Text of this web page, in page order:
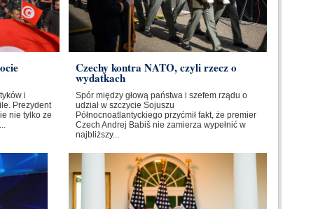
i
Prezydent
nie tylko ze
Czechy kontra NATO, czyli rzecz o
wydatkach
Spór między głową państwa i szefem rządu o
udział w szczycie Sojuszu
Północnoatlantyckiego przyćmił fakt, że premier
Czech Andrej Babiš nie zamierza wypełnić w
najbliższy...